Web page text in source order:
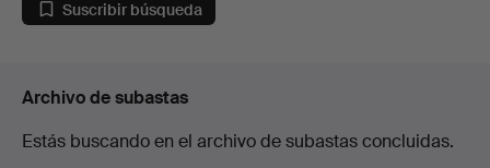
Suscribir búsqueda
Archivo de subastas
Estás buscando en el archivo de subastas concluidas.